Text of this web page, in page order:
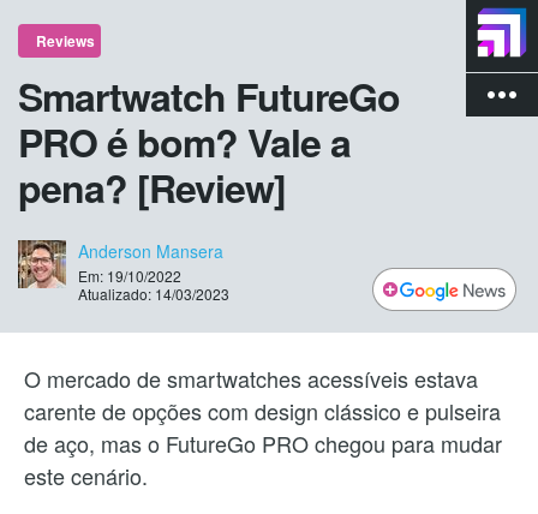
more_vert
Reviews
Smartwatch FutureGo
PRO é bom? Vale a
pena? [Review]
Anderson Mansera
Em: 19/10/2022
Atualizado: 14/03/2023
O mercado de smartwatches acessíveis estava
carente de opções com design clássico e pulseira
de aço, mas o FutureGo PRO chegou para mudar
este cenário.